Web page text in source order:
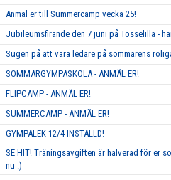
Anmäl er till Summercamp vecka 25!
Jubileumsfirande den 7 juni på Tosselilla -
Sugen på att vara ledare på sommarens
SOMMARGYMPASKOLA - ANMÄL ER!
FLIPCAMP - ANMÄL ER!
SUMMERCAMP - ANMÄL ER!
GYMPALEK 12/4 INSTÄLLD!
SE HIT! Träningsavgiften är halverad för er
nu :)